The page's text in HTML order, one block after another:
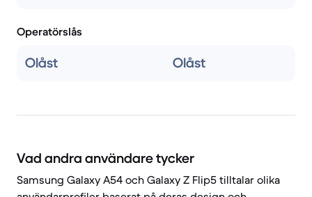
Operatörslås
Olåst Olåst
Vad andra användare tycker
Samsung Galaxy A54 och Galaxy Z Flip5 tilltalar olika